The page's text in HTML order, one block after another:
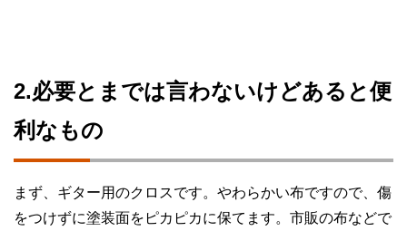
2.必要とまでは言わないけどあると便
利なもの
まず、ギター用のクロスです。やわらかい布ですので、傷
をつけずに塗装面をピカピカに保てます。市販の布などで